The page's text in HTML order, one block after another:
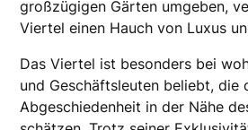
großzügigen Gärten umgeben,
Viertel einen Hauch von Luxus
Das Viertel ist besonders bei
und Geschäftsleuten beliebt, die
Abgeschiedenheit in der Nähe